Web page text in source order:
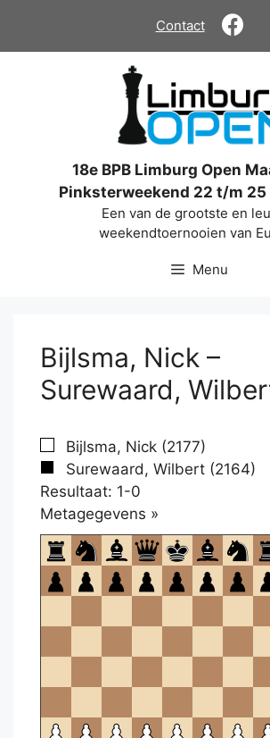
de
Contact
18e BPB Limburg Open
Pinksterweekend 22 t/m
Een van de grootste en
weekendtoernooien van
Menu
Bijlsma, Nick –
Surewaard,
Bijlsma, Nick (2177)
Surewaard, Wilbert (2164)
Resultaat: 1-0
Metagegevens »
om
te
openen.